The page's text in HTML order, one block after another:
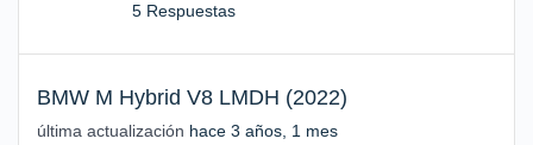
5 Respuestas
BMW M Hybrid V8 LMDH (2022)
última actualización hace 3 años, 1 mes